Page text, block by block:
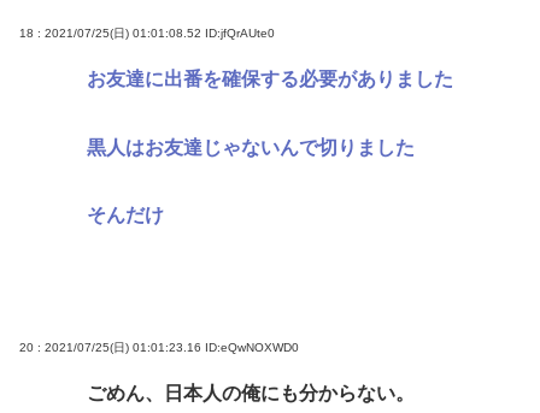
18 : 2021/07/25(日) 01:01:08.52 ID:jfQrAUte0
お友達に出番を確保する必要がありました
黒人はお友達じゃないんで切りました
そんだけ
20 : 2021/07/25(日) 01:01:23.16 ID:eQwNOXWD0
ごめん、日本人の俺にも分からない。